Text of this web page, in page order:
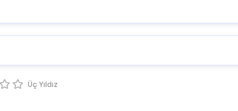
Üç Yıldız